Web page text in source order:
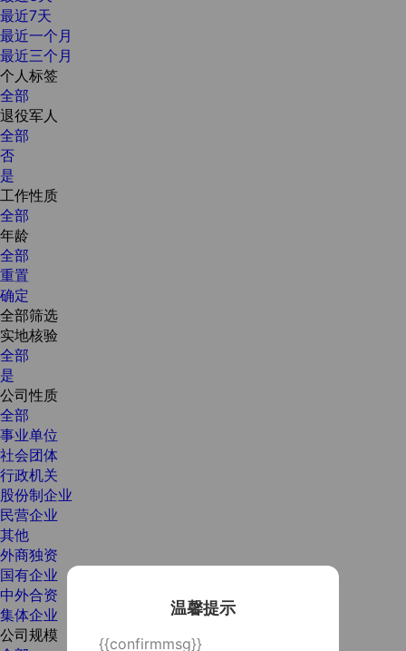
温馨提示
{{confirmmsg}}
最近7天
最近一个月
最近三个月
个人标签
全部
退役军人
全部
否
是
工作性质
全部
年龄
全部
重置
确定
全部筛选
实地核验
全部
是
公司性质
全部
事业单位
社会团体
行政机关
股份制企业
民营企业
其他
外商独资
国有企业
中外合资
集体企业
公司规模